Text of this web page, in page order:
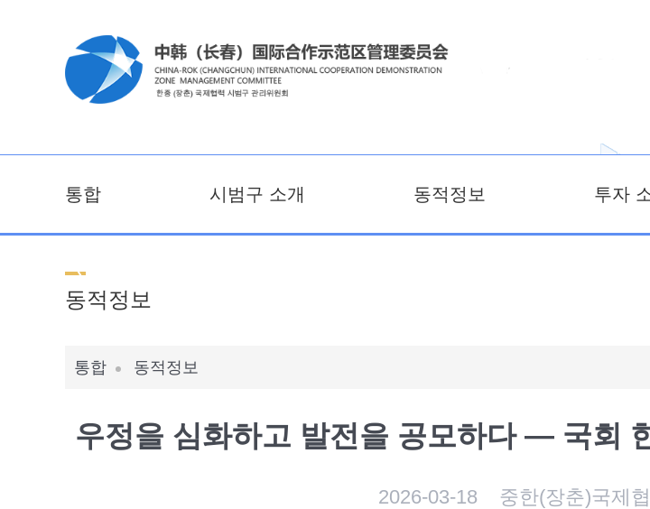
통합 시범구 소개 동적정보 투자
동적정보
통합 동적정보
우정을 심화하고 발전을 공모하다 — 국회
2026-03-18 중한(장춘)국제